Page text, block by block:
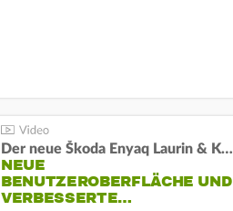
Der neue Škoda Enyaq Laurin & Klement
NEUE
BENUTZEROBERFLÄCHE UND
VERBESSERTE…